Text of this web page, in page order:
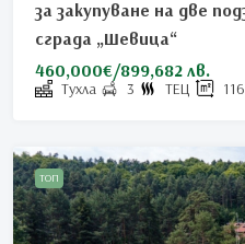
за закупуване на две
сграда „Шевица“
460,000€/899,682 лв.
Тухла 3 ТЕЦ 116
ТОП